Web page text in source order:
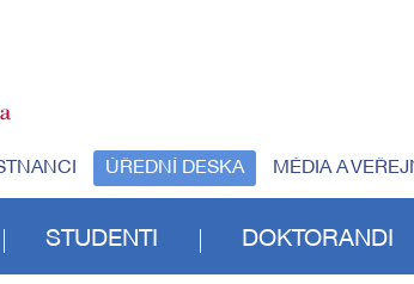
ÚŘEDNÍ DESKA MÉDIA A
STUDENTI DOKTORANDI